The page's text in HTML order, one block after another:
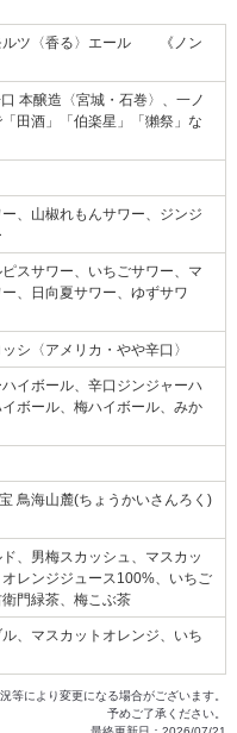
モルツ〈香る〉エール 《ノン
本醸造〈宮城・石巻〉、一ノ
酒」「伯楽星」「獺祭」な
、山椒れもんサワー、ジンジ
スサワー、いちごサワー、マ
、日向夏サワー、ゆずサワ
シ〈アメリカ・やや辛口〉
イボール、辛口ジンジャーハ
ボール、梅ハイボール、みか
鳥海山麓(ちょうかいさんろく)
、男梅スカッシュ、マスカッ
レンジジュース100%、いちご
門緑茶、梅こぶ茶
、マスカットオレンジ、いち
等により変更になる場合がございます。
予めご了承ください。